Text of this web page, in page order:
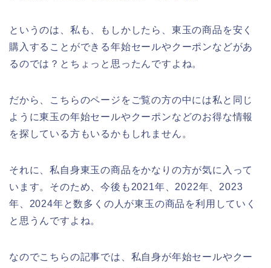
というのは、私も、もしかしたら、東玉の商品を安く
購入することができる年始セールやクーポンなどがあ
るのでは？とちょっと思ったんですよね。
だから、こちらのページをご覧の方の中には私と同じ
ように東玉の年始セールやクーポンなどのお得な情報
を探している方もいるかもしれません。
それに、私自身東玉の商品をかなりの方が気に入って
います。そのため、今後も2021年、2022年、2023
年、2024年と数多くの人が東玉の商品を利用していく
と思うんですよね。
なのでこちらの記事では、私自身が年始セールやクー